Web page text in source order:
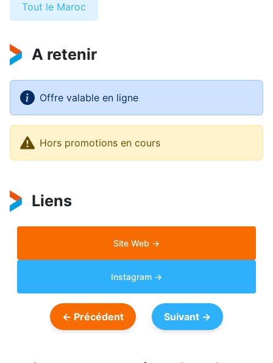
Tout le Maroc
A retenir
Offre valable en ligne
Hors promotions en cours
Liens
Site Web →
Instagram →
Navigation← Précédent Suivant →